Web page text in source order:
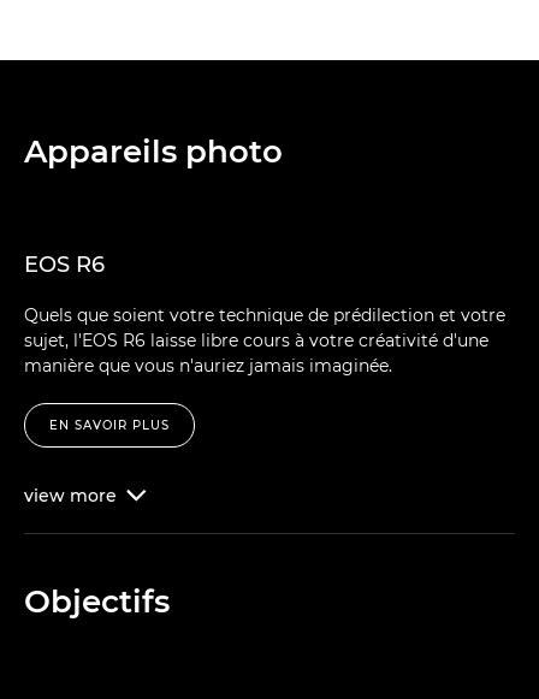
Appareils photo
EOS R6
Quels que soient votre technique de prédilection et votre
sujet, l'EOS R6 laisse libre cours à votre créativité d'une
manière que vous n'auriez jamais imaginée.
EN SAVOIR PLUS
view more 
Objectifs